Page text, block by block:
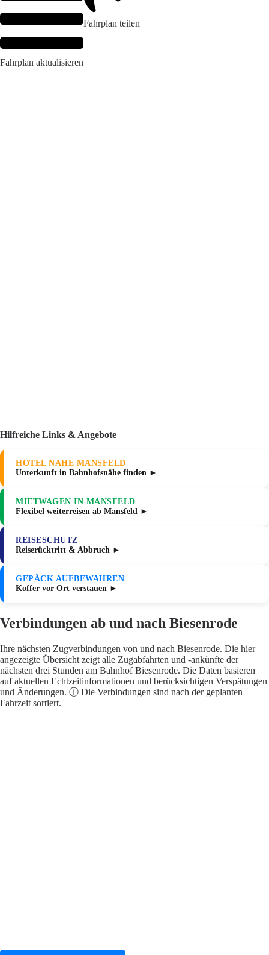
Fahrplan aktualisieren
Fahrplan teilen
Hilfreiche Links & Angebote
HOTEL NAHE MANSFELD
Unterkunft in Bahnhofsnähe finden ►
MIETWAGEN IN MANSFELD
Flexibel weiterreisen ab Mansfeld ►
REISESCHUTZ
Reiserücktritt & Abbruch ►
GEPÄCK AUFBEWAHREN
Koffer vor Ort verstauen ►
Verbindungen ab und nach Biesenrode
Ihre nächsten Zugverbindungen von und nach Biesenrode. Die hier
angezeigte Übersicht zeigt alle Zugabfahrten und -ankünfte der
nächsten drei Stunden am Bahnhof Biesenrode. Die Daten basieren
auf aktuellen Echtzeitinformationen und berücksichtigen Verspätungen
und Änderungen. ⓘ Die Verbindungen sind nach der geplanten
Fahrzeit sortiert.